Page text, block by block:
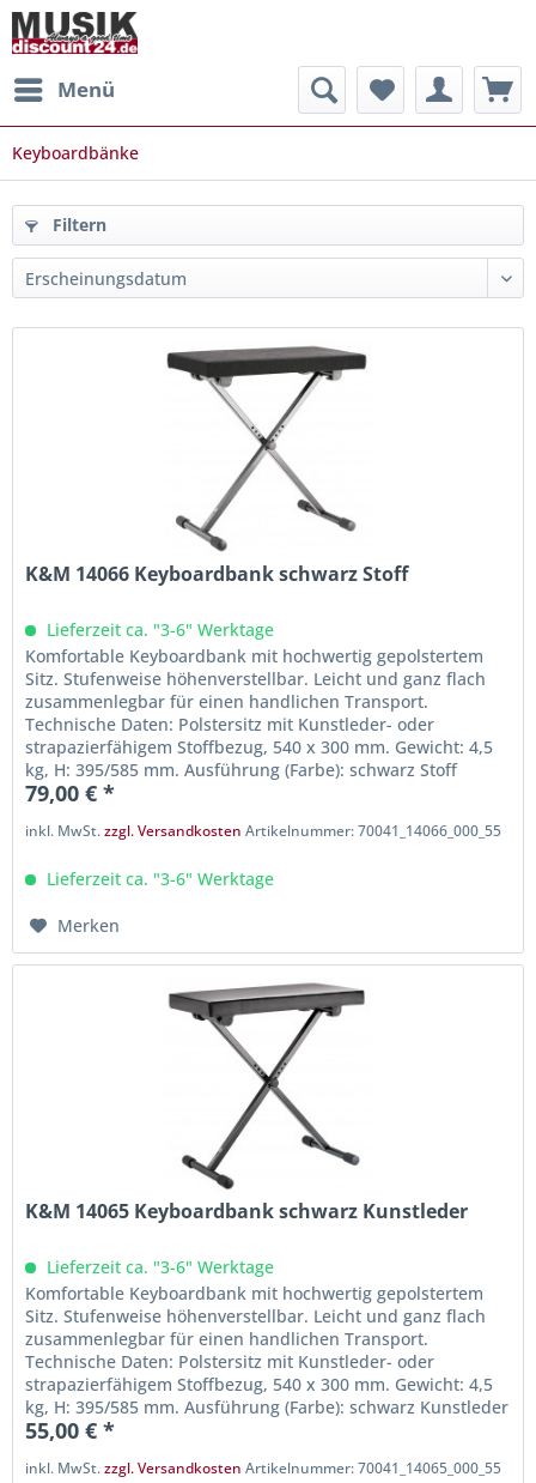
Menü
Keyboardbänke
Filtern
K&M 14066 Keyboardbank schwarz Stoff
Lieferzeit ca. "3-6" Werktage
Komfortable Keyboardbank mit hochwertig gepolstertem
Sitz. Stufenweise höhenverstellbar. Leicht und ganz flach
zusammenlegbar für einen handlichen Transport.
Technische Daten: Polstersitz mit Kunstleder- oder
strapazierfähigem Stoffbezug, 540 x 300 mm. Gewicht: 4,5
kg, H: 395/585 mm. Ausführung (Farbe): schwarz Stoff
79,00 € *
inkl. MwSt.zzgl. Versandkosten Artikelnummer: 70041_14066_000_55
Lieferzeit ca. "3-6" Werktage
Merken
K&M 14065 Keyboardbank schwarz Kunstleder
Lieferzeit ca. "3-6" Werktage
Komfortable Keyboardbank mit hochwertig gepolstertem
Sitz. Stufenweise höhenverstellbar. Leicht und ganz flach
zusammenlegbar für einen handlichen Transport.
Technische Daten: Polstersitz mit Kunstleder- oder
strapazierfähigem Stoffbezug, 540 x 300 mm. Gewicht: 4,5
kg, H: 395/585 mm. Ausführung (Farbe): schwarz Kunstleder
55,00 € *
inkl. MwSt.zzgl. Versandkosten Artikelnummer: 70041_14065_000_55